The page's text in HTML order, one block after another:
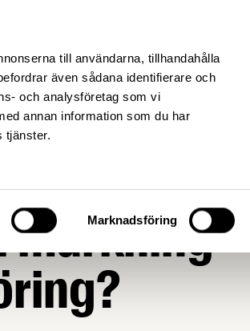
till användarna, tillhandahålla
även sådana identifierare och
och analysföretag som vi
annan information som du har
tjänster.
Marknadsföring
använder
märkning